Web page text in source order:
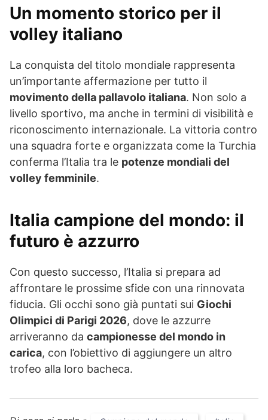
Un momento storico per il
volley italiano
La conquista del titolo mondiale rappresenta
un’importante affermazione per tutto il
movimento della pallavolo italiana. Non solo a
livello sportivo, ma anche in termini di visibilità e
riconoscimento internazionale. La vittoria contro
una squadra forte e organizzata come la Turchia
conferma l’Italia tra le potenze mondiali del
volley femminile.
Italia campione del mondo: il
futuro è azzurro
Con questo successo, l’Italia si prepara ad
affrontare le prossime sfide con una rinnovata
fiducia. Gli occhi sono già puntati sui Giochi
Olimpici di Parigi 2026, dove le azzurre
arriveranno da campionesse del mondo in
carica, con l’obiettivo di aggiungere un altro
trofeo alla loro bacheca.